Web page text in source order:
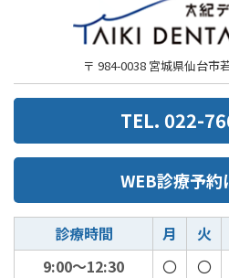
〒 984-0038 宮城県仙台市
TEL. 022-
WEB診療予約
診療時間 月 火
9:00～12:30
〇 〇